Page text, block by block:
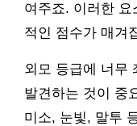
여주죠. 이러한
적인 점수가 매겨
외모 등급에 너무
발견하는 것이 중
미소, 눈빛, 말투